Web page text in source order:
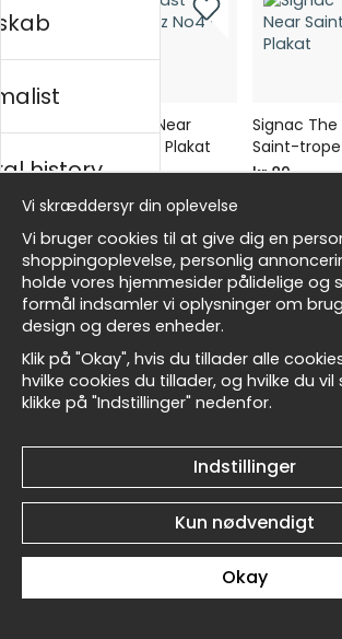
Signac The Coast Near
Saint-tropez No4 - Plakat
kr.89
Signac
Saint-
kr.89
Signac The Coast Near
Saint-tropez No2 - Plakat
kr.89
Saint-
kr.89
Signac Sailing Ship in Saint-
kr.89
Signac
malo No5 -
kr.89
history
Vi skræddersyr din oplevelse
Vi bruger cookies til at give dig en
shoppingoplevelse, personlig
holde vores hjemmesider pålidelige og
formål indsamler vi oplysninger om
design og deres enheder.
Klik på "Okay", hvis du tillader alle
hvilke cookies du tillader, og hvilke du
klikke på "Indstillinger" nedenfor.
Indstillinger
Kun nødvendigt
Okay